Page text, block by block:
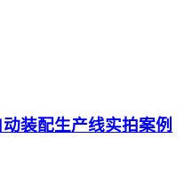
装配生产线实拍案例